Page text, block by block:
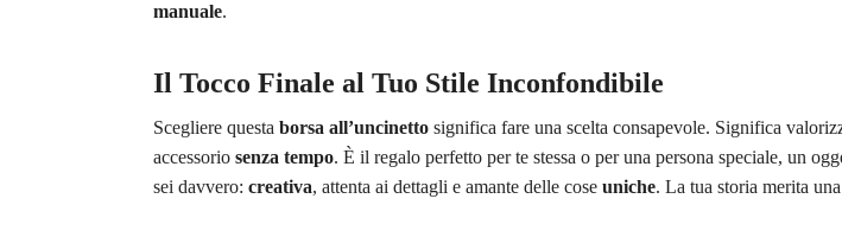
manuale.
Il Tocco Finale al Tuo Stile Inconfondibile
Scegliere questa borsa all’uncinettosignifica fare una scelta consapevole. Significa
accessorio senza tempo. È il regalo perfetto per te stessa o per una persona speciale, un
sei davvero: creativa, attenta ai dettagli e amante delle cose uniche. La tua storia merita